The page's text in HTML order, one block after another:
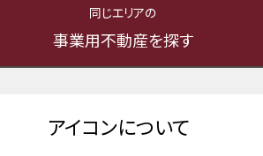
同じエリアの
事業用不動産を探す
アイコンについて